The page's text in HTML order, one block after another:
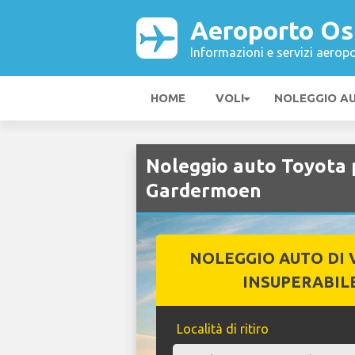
Aeroporto
Informazioni e servizi
HOME VOLI NOLEGGIO
Noleggio auto
Gardermoen
NOLEGGIO AUTO DI
Località di ritiro